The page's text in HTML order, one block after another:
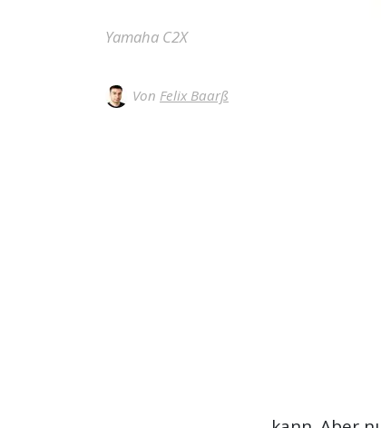
Yamaha C2X
Von Felix Baarß